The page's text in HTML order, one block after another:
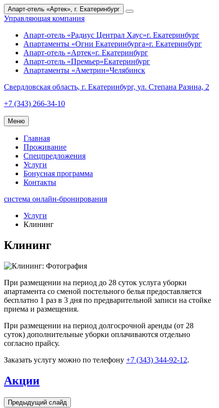
Апарт-отель «Артек», г. Екатеринбург
Управляющая компания
Апарт-отель «Радиус Централ Хаус»г. Екатеринбург
Апартаменты «Огни Екатеринбурга»г. Екатеринбург
Апарт-отель «Артек»г. Екатеринбург
Апарт-отель «Премьер»Екатеринбург
Апартаменты «Аметрин»Челябинск
Свердловская область, г. Екатеринбург, ул. Степана Разина, 2
+7 (343) 266-34-10
Меню
Главная
Проживание
Спецпредложения
Услуги
Бонусная программа
Контакты
система онлайн-бронирования
Услуги
Клининг
Клининг
При размещении на период до 28 суток услуга уборки
апартамента со сменой постельного белья предоставляется
бесплатно 1 раз в 3 дня по предварительной записи на стойке
приема и размещения.
При размещении на период долгосрочной аренды (от 28
суток) дополнительные уборки оплачиваются отдельно
согласно прайсу.
Заказать услугу можно по телефону +7 (343) 344-92-12.
Акции
Предыдущий слайд